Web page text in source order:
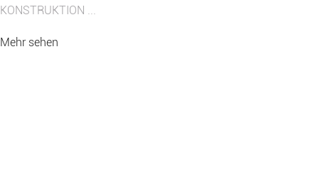
KONSTRUKTION ...
Mehr sehen